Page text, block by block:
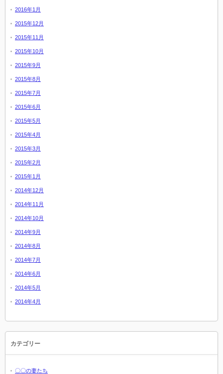
2016年1月
2015年12月
2015年11月
2015年10月
2015年9月
2015年8月
2015年7月
2015年6月
2015年5月
2015年4月
2015年3月
2015年2月
2015年1月
2014年12月
2014年11月
2014年10月
2014年9月
2014年8月
2014年7月
2014年6月
2014年5月
2014年4月
カテゴリー
〇〇の妻たち